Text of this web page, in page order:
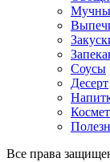
Соусы
Десерт
Все права